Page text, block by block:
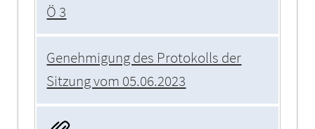
Ö 3
Genehmigung des Protokolls der
Sitzung vom 05.06.2023